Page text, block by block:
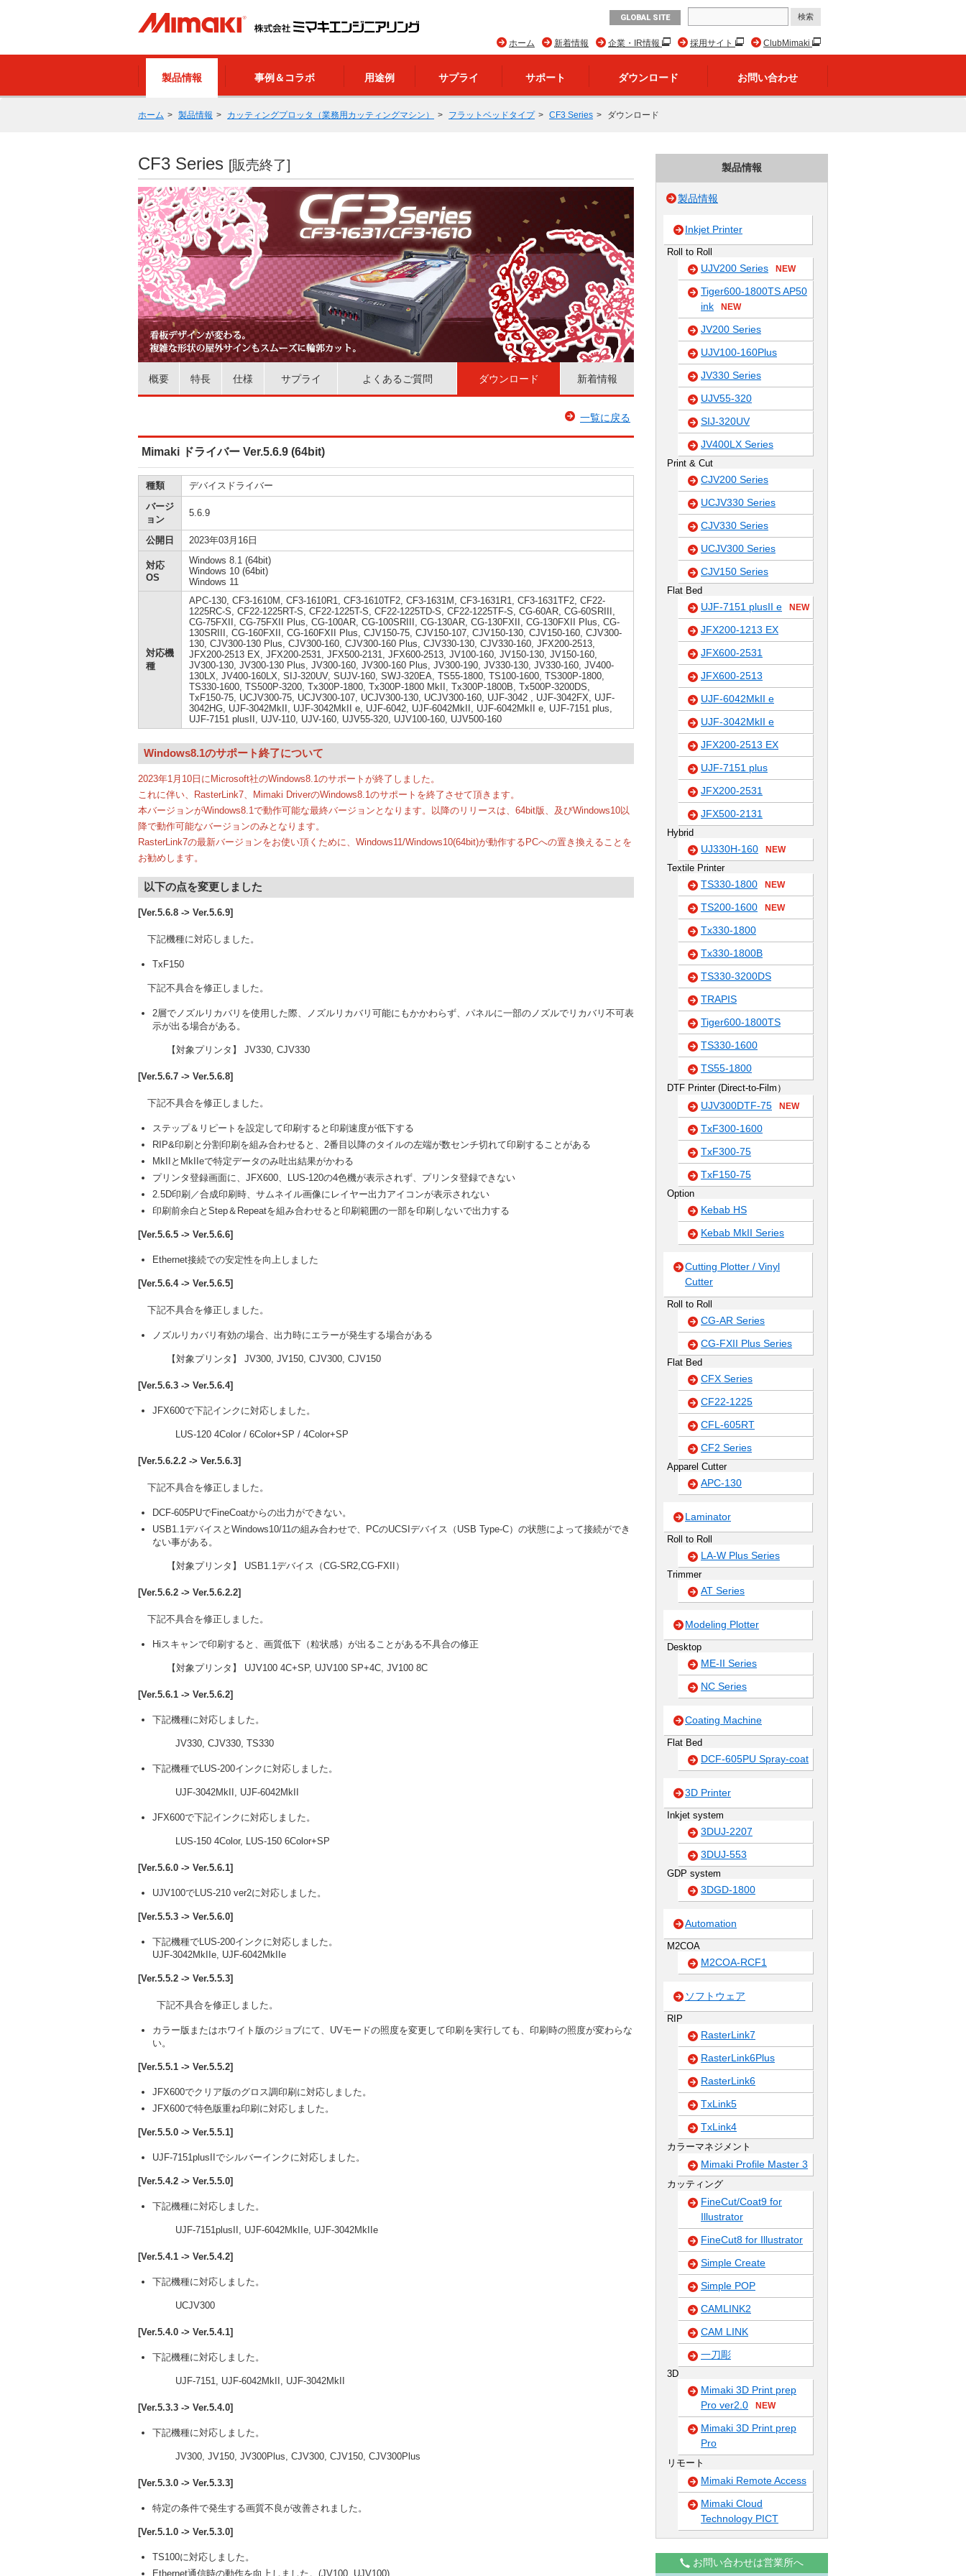
GLOBAL SITE
ClubMimaki
採用サイト
企業・IR情報
新着情報
ホーム
製品情報 事例＆コラボ 用途例 サプライ サポート ダウンロード お問い合わせ
ホーム 製品情報 カッティングプロッタ（業務用カッティングマシン） フラットベッドタイプ CF3 Series ダウンロード
CF3 Series [販売終了]
概要 特長 仕様 サプライ よくあるご質問 ダウンロード 新着情報
一覧に戻る
Mimaki ドライバー Ver.5.6.9 (64bit)
種類
デバイスドライバー
バージ
ョン
5.6.9
公開日 2023年03月16日
対応
OS
Windows 8.1 (64bit)
Windows 10 (64bit)
Windows 11
対応機
種
APC-130, CF3-1610M, CF3-1610R1, CF3-1610TF2, CF3-1631M, CF3-1631R1, CF3-1631TF2, CF22-
1225RC-S, CF22-1225RT-S, CF22-1225T-S, CF22-1225TD-S, CF22-1225TF-S, CG-60AR, CG-60SRIII,
CG-75FXII, CG-75FXII Plus, CG-100AR, CG-100SRIII, CG-130AR, CG-130FXII, CG-130FXII Plus, CG-
130SRIII, CG-160FXII, CG-160FXII Plus, CJV150-75, CJV150-107, CJV150-130, CJV150-160, CJV300-
130, CJV300-130 Plus, CJV300-160, CJV300-160 Plus, CJV330-130, CJV330-160, JFX200-2513,
JFX200-2513 EX, JFX200-2531, JFX500-2131, JFX600-2513, JV100-160, JV150-130, JV150-160,
JV300-130, JV300-130 Plus, JV300-160, JV300-160 Plus, JV300-190, JV330-130, JV330-160, JV400-
130LX, JV400-160LX, SIJ-320UV, SUJV-160, SWJ-320EA, TS55-1800, TS100-1600, TS300P-1800,
TS330-1600, TS500P-3200, Tx300P-1800, Tx300P-1800 MkII, Tx300P-1800B, Tx500P-3200DS,
TxF150-75, UCJV300-75, UCJV300-107, UCJV300-130, UCJV300-160, UJF-3042 , UJF-3042FX, UJF-
3042HG, UJF-3042MkII, UJF-3042MkII e, UJF-6042, UJF-6042MkII, UJF-6042MkII e, UJF-7151 plus,
UJF-7151 plusII, UJV-110, UJV-160, UJV55-320, UJV100-160, UJV500-160
Windows8.1のサポート終了について
2023年1月10日にMicrosoft社のWindows8.1のサポートが終了しました。
これに伴い、RasterLink7、Mimaki DriverのWindows8.1のサポートを終了させて頂きます。
本バージョンがWindows8.1で動作可能な最終バージョンとなります。以降のリリースは、64bit版、及びWindows10以
降で動作可能なバージョンのみとなります。
RasterLink7の最新バージョンをお使い頂くために、Windows11/Windows10(64bit)が動作するPCへの置き換えることを
お勧めします。
以下の点を変更しました
[Ver.5.6.8 -> Ver.5.6.9]
下記機種に対応しました。
TxF150
下記不具合を修正しました。
2層でノズルリカバリを使用した際、ノズルリカバリ可能にもかかわらず、パネルに一部のノズルでリカバリ不可表
示が出る場合がある。
【対象プリンタ】 JV330, CJV330
[Ver.5.6.7 -> Ver.5.6.8]
下記不具合を修正しました。
ステップ＆リピートを設定して印刷すると印刷速度が低下する
RIP&印刷と分割印刷を組み合わせると、2番目以降のタイルの左端が数センチ切れて印刷することがある
MkIIとMkIIeで特定データのみ吐出結果がかわる
プリンタ登録画面に、JFX600、LUS-120の4色機が表示されず、プリンタ登録できない
2.5D印刷／合成印刷時、サムネイル画像にレイヤー出力アイコンが表示されない
印刷前余白とStep＆Repeatを組み合わせると印刷範囲の一部を印刷しないで出力する
[Ver.5.6.5 -> Ver.5.6.6]
Ethernet接続での安定性を向上しました
[Ver.5.6.4 -> Ver.5.6.5]
下記不具合を修正しました。
ノズルリカバリ有効の場合、出力時にエラーが発生する場合がある
【対象プリンタ】 JV300, JV150, CJV300, CJV150
[Ver.5.6.3 -> Ver.5.6.4]
JFX600で下記インクに対応しました。
LUS-120 4Color / 6Color+SP / 4Color+SP
[Ver.5.6.2.2 -> Ver.5.6.3]
下記不具合を修正しました。
DCF-605PUでFineCoatからの出力ができない。
USB1.1デバイスとWindows10/11の組み合わせで、PCのUCSIデバイス（USB Type-C）の状態によって接続ができ
ない事がある。
【対象プリンタ】 USB1.1デバイス（CG-SR2,CG-FXII）
[Ver.5.6.2 -> Ver.5.6.2.2]
下記不具合を修正しました。
Hiスキャンで印刷すると、画質低下（粒状感）が出ることがある不具合の修正
【対象プリンタ】 UJV100 4C+SP, UJV100 SP+4C, JV100 8C
[Ver.5.6.1 -> Ver.5.6.2]
下記機種に対応しました。
JV330, CJV330, TS330
下記機種でLUS-200インクに対応しました。
UJF-3042MkII, UJF-6042MkII
JFX600で下記インクに対応しました。
LUS-150 4Color, LUS-150 6Color+SP
[Ver.5.6.0 -> Ver.5.6.1]
UJV100でLUS-210 ver2に対応しました。
[Ver.5.5.3 -> Ver.5.6.0]
下記機種でLUS-200インクに対応しました。
UJF-3042MkIIe, UJF-6042MkIIe
[Ver.5.5.2 -> Ver.5.5.3]
下記不具合を修正しました。
カラー版またはホワイト版のジョブにて、UVモードの照度を変更して印刷を実行しても、印刷時の照度が変わらな
い。
[Ver.5.5.1 -> Ver.5.5.2]
JFX600でクリア版のグロス調印刷に対応しました。
JFX600で特色版重ね印刷に対応しました。
[Ver.5.5.0 -> Ver.5.5.1]
UJF-7151plusIIでシルバーインクに対応しました。
[Ver.5.4.2 -> Ver.5.5.0]
下記機種に対応しました。
UJF-7151plusII, UJF-6042MkIIe, UJF-3042MkIIe
[Ver.5.4.1 -> Ver.5.4.2]
下記機種に対応しました。
UCJV300
[Ver.5.4.0 -> Ver.5.4.1]
下記機種に対応しました。
UJF-7151, UJF-6042MkII, UJF-3042MkII
[Ver.5.3.3 -> Ver.5.4.0]
下記機種に対応しました。
JV300, JV150, JV300Plus, CJV300, CJV150, CJV300Plus
[Ver.5.3.0 -> Ver.5.3.3]
特定の条件で発生する画質不良が改善されました。
[Ver.5.1.0 -> Ver.5.3.0]
TS100に対応しました。
Ethernet通信時の動作を向上しました。(JV100, UJV100)
製品情報
製品情報
Inkjet Printer
Roll to Roll
UJV200 Series NEW
Tiger600-1800TS AP50
ink
NEW
JV200 Series
UJV100-160Plus
JV330 Series
UJV55-320
SIJ-320UV
JV400LX Series
Print & Cut
CJV200 Series
UCJV330 Series
CJV330 Series
UCJV300 Series
CJV150 Series
Flat Bed
UJF-7151 plusII e NEW
JFX200-1213 EX
JFX600-2531
JFX600-2513
UJF-6042MkII e
UJF-3042MkII e
JFX200-2513 EX
UJF-7151 plus
JFX200-2531
JFX500-2131
Hybrid
UJ330H-160 NEW
Textile Printer
TS330-1800 NEW
TS200-1600 NEW
Tx330-1800
Tx330-1800B
TS330-3200DS
TRAPIS
Tiger600-1800TS
TS330-1600
TS55-1800
DTF Printer (Direct-to-Film）
UJV300DTF-75 NEW
TxF300-1600
TxF300-75
TxF150-75
Option
Kebab HS
Kebab MkII Series
Cutting Plotter / Vinyl
Cutter
Roll to Roll
CG-AR Series
CG-FXII Plus Series
Flat Bed
CFX Series
CF22-1225
CFL-605RT
CF2 Series
Apparel Cutter
APC-130
Laminator
Roll to Roll
LA-W Plus Series
Trimmer
AT Series
Modeling Plotter
Desktop
ME-II Series
NC Series
Coating Machine
Flat Bed
DCF-605PU Spray-coat
3D Printer
Inkjet system
3DUJ-2207
3DUJ-553
GDP system
3DGD-1800
Automation
M2COA
M2COA-RCF1
ソフトウェア
RIP
RasterLink7
RasterLink6Plus
RasterLink6
TxLink5
TxLink4
カラーマネジメント
Mimaki Profile Master 3
カッティング
FineCut/Coat9 for
Illustrator
FineCut8 for Illustrator
Simple Create
Simple POP
CAMLINK2
CAM LINK
一刀彫
3D
Mimaki 3D Print prep
Pro ver2.0
NEW
Mimaki 3D Print prep
Pro
リモート
Mimaki Remote Access
Mimaki Cloud
Technology PICT
お問い合わせは営業所へ